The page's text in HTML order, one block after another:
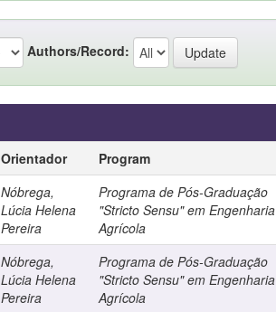
Authors/Record:
Orientador Program
Nóbrega,
Lúcia Helena
Pereira
Programa de Pós-Graduação
"Stricto Sensu" em Engenharia
Agrícola
Nóbrega,
Lúcia Helena
Pereira
Programa de Pós-Graduação
"Stricto Sensu" em Engenharia
Agrícola